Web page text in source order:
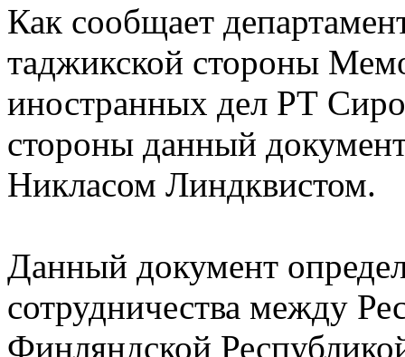
Как сообщает
таджикской стороны
иностранных дел РТ
стороны данный
Никласом Линдквистом.
Данный документ
сотрудничества между
Финляндской